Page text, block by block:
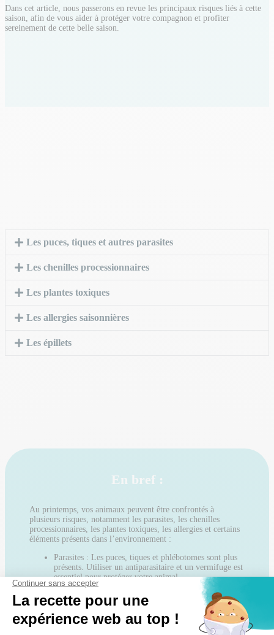
Dans cet article, nous passerons en revue les principaux risques liés à cette
saison, afin de vous aider à protéger votre compagnon et profiter
sereinement de cette belle saison.
Les puces, tiques et autres parasites
Les chenilles processionnaires
Les plantes toxiques
Les allergies saisonnières
Les épillets
En bref :
Au printemps, vos animaux peuvent être confrontés à
plusieurs risques, notamment les parasites, les chenilles
processionnaires, les plantes toxiques, les allergies et certains
éléments présents dans l’environnement :
Parasites : Les puces, tiques et phlébotomes sont plus
présents. Utiliser un antiparasitaire et un vermifuge est
essentiel pour protéger votre animal.
Chenilles processionnaires : Ces chenilles, recouvertes
de poils urticants, peuvent provoquer de graves
réactions si ingérées ou en contact avec la peau. Elles
sont particulièrement actives entre mars et avril,
surtout dans les forêts de pins et de chênes.